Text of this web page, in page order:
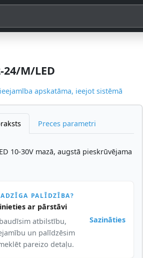
24/M/LED
apskatāma, ieejot sistēmā
Preces parametri
10-30V mazā, augstā pieskrūvējama
PALĪDZĪBA?
ar pārstāvi
atbilstību,
un palīdzēsim
pareizo detaļu.
Sazināties